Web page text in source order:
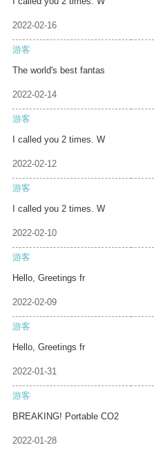
2022-02-16
游客
The world's best fantas
2022-02-14
游客
I called you 2 times. W
2022-02-12
游客
I called you 2 times. W
2022-02-10
游客
Hello, Greetings fr
2022-02-09
游客
Hello, Greetings fr
2022-01-31
游客
BREAKING! Portable CO2
2022-01-28